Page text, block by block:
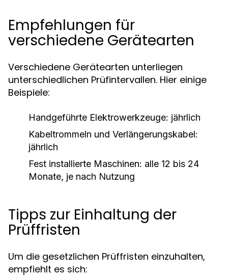
Empfehlungen für
verschiedene Gerätearten
Verschiedene Gerätearten unterliegen
unterschiedlichen Prüfintervallen. Hier einige
Beispiele:
Handgeführte Elektrowerkzeuge: jährlich
Kabeltrommeln und Verlängerungskabel:
jährlich
Fest installierte Maschinen: alle 12 bis 24
Monate, je nach Nutzung
Tipps zur Einhaltung der
Prüffristen
Um die gesetzlichen Prüffristen einzuhalten,
empfiehlt es sich: